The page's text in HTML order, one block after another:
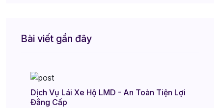
Bài viết gần đây
Dịch Vụ Lái Xe Hộ LMD - An Toàn Tiện Lợi
Đẳng Cấp